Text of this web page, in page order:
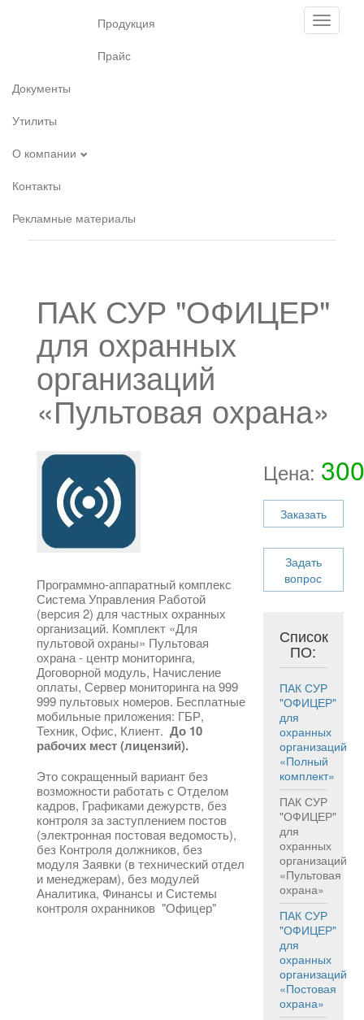
Toggle
Продукция
Прайс
Документы
Утилиты
О компании
Контакты
Рекламные материалы
ПАК СУР "ОФИЦЕР"
для охранных
организаций
«Пультовая охрана»
Программно-аппаратный комплекс
Система Управления Работой
(версия 2) для частных охранных
организаций. Комплект «Для
пультовой охраны» Пультовая
охрана - центр мониторинга,
Договорной модуль, Начисление
оплаты, Сервер мониторинга на 999
999 пультовых номеров. Бесплатные
мобильные приложения: ГБР,
Техник, Офис, Клиент. До 10
рабочих мест (лицензий).
Это сокращенный вариант без
возможности работать с Отделом
кадров, Графиками дежурств, без
контроля за заступлением постов
(электронная постовая ведомость),
без Контроля должников, без
модуля Заявки (в технический отдел
и менеджерам), без модулей
Аналитика, Финансы и Системы
контроля охранников "Офицер"
Цена:
Заказать
Задать
вопрос
Список
ПО:
ПАК СУР
"ОФИЦЕР"
для
охранных
организаций
«Полный
комплект»
ПАК СУР
"ОФИЦЕР"
для
охранных
организаций
«Пультовая
охрана»
ПАК СУР
"ОФИЦЕР"
для
охранных
организаций
«Постовая
охрана»